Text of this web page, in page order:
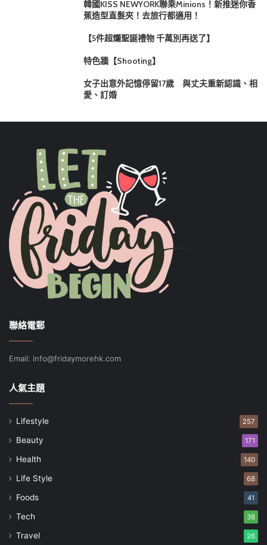
韓國KISS NEWYORK聯乘Minions！新推迷你香
蕉造型直髮夾！去旅行都適用！
【5件超爛聖誕禮物 千萬別再送了】
特色牆【Shooting】
女子出意外記憶停留17歲 與丈夫重新認識、相
愛、訂婚
聯絡電郵
Email: info@fridaymorehk.com
人氣主題
Lifestyle 257
Beauty 171
Health 140
Life Style 68
Foods 41
Tech 38
Travel 26